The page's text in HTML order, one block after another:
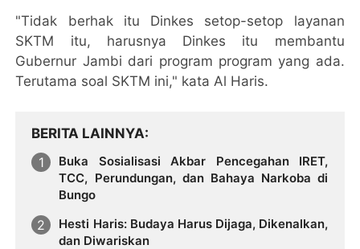
"Tidak berhak itu Dinkes setop-setop layanan
SKTM itu, harusnya Dinkes itu membantu
Gubernur Jambi dari program program yang ada.
Terutama soal SKTM ini," kata Al Haris.
BERITA LAINNYA
Buka Sosialisasi Akbar Pencegahan IRET,
TCC, Perundungan, dan Bahaya Narkoba di
Bungo
Hesti Haris: Budaya Harus Dijaga, Dikenalkan,
dan Diwariskan